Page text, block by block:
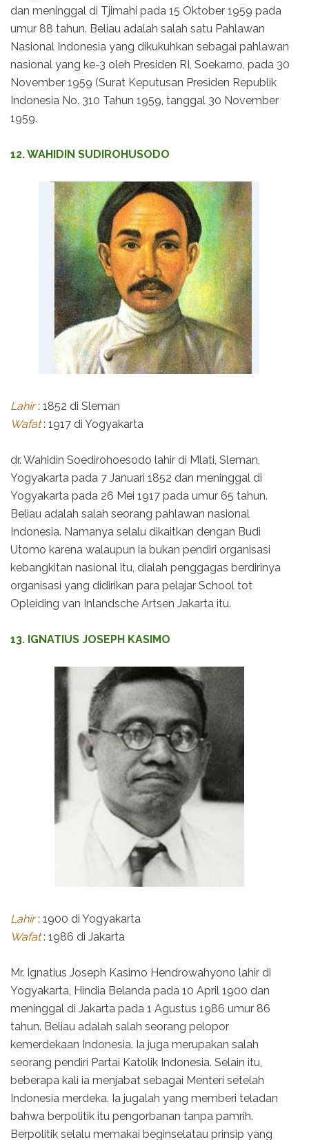
dan meninggal di Tjimahi pada 15 Oktober 1959 pada
umur 88 tahun. Beliau adalah salah satu Pahlawan
Nasional Indonesia yang dikukuhkan sebagai pahlawan
nasional yang ke-3 oleh Presiden RI, Soekarno, pada 30
November 1959 (Surat Keputusan Presiden Republik
Indonesia No. 310 Tahun 1959, tanggal 30 November
1959.
12. WAHIDIN SUDIROHUSODO
Lahir: 1852 di Sleman
Wafat: 1917 di Yogyakarta
dr. Wahidin Soedirohoesodo lahir di Mlati, Sleman,
Yogyakarta pada 7 Januari 1852 dan meninggal di
Yogyakarta pada 26 Mei 1917 pada umur 65 tahun.
Beliau adalah salah seorang pahlawan nasional
Indonesia. Namanya selalu dikaitkan dengan Budi
Utomo karena walaupun ia bukan pendiri organisasi
kebangkitan nasional itu, dialah penggagas berdirinya
organisasi yang didirikan para pelajar School tot
Opleiding van Inlandsche Artsen Jakarta itu.
13. IGNATIUS JOSEPH KASIMO
Lahir: 1900 di Yogyakarta
Wafat: 1986 di Jakarta
Mr. Ignatius Joseph Kasimo Hendrowahyono lahir di
Yogyakarta, Hindia Belanda pada 10 April 1900 dan
meninggal di Jakarta pada 1 Agustus 1986 umur 86
tahun. Beliau adalah salah seorang pelopor
kemerdekaan Indonesia. Ia juga merupakan salah
seorang pendiri Partai Katolik Indonesia. Selain itu,
beberapa kali ia menjabat sebagai Menteri setelah
Indonesia merdeka. Ia jugalah yang memberi teladan
bahwa berpolitik itu pengorbanan tanpa pamrih.
Berpolitik selalu memakai beginselatau prinsip yang